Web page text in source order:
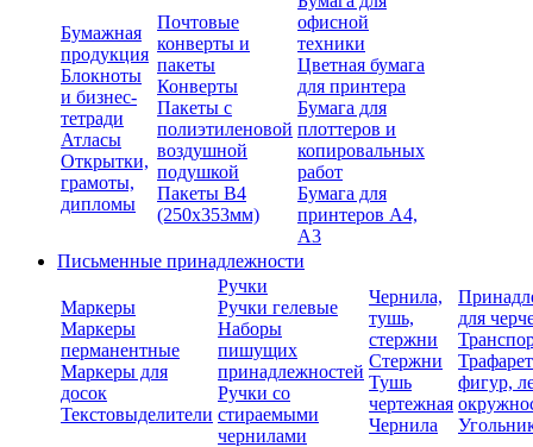
Бумажная
продукция
Блокноты
и бизнес-
тетради
Атласы
Открытки,
грамоты,
дипломы
Почтовые
конверты и
пакеты
Конверты
Пакеты с
полиэтиленовой
воздушной
подушкой
Пакеты В4
(250х353мм)
офисной
техники
Цветная бумага
для принтера
Бумага для
плоттеров и
копировальных
работ
Бумага для
принтеров А4,
А3
Письменные принадлежности
Маркеры
Маркеры
перманентные
Маркеры для
досок
Текстовыделители
Ручки
Ручки гелевые
Наборы
пишущих
принадлежностей
Ручки со
стираемыми
чернилами
Чернила,
тушь,
стержни
Стержни
Тушь
чертежная
Чернила
для
фигур,